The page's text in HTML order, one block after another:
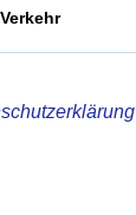
Verkehr